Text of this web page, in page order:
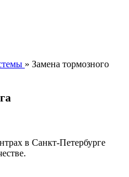
» Замена тормозного
в Санкт-Петербурге